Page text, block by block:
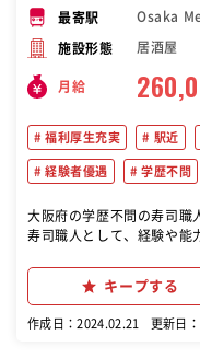
最寄駅 Osaka
施設形態 居酒屋
月給
福利厚生充実 駅近
経験者優遇 学歴不問
大阪府の学歴不問の寿司職人の
寿司職人として、経験や能
の経験を存分に活かせて、
『天神寿司』では、20～
フ同士仲が良く、現場はい
目指して働くスタッフが
キープする
作成日：2024.02.21 更新日